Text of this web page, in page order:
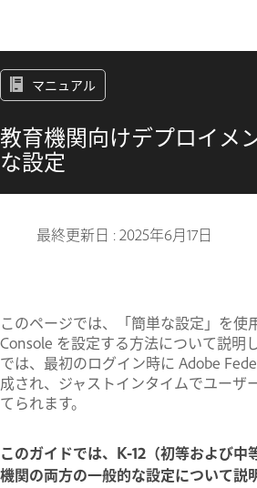
マニュアル
教育機関向けデプロイメ
な設定
最終更新日 :2025年6月17日
このページでは、「簡単な設定」を使
Console を設定する方法について説明
では、最初のログイン時に Adobe
成され、ジャストインタイムでユーザ
てられます。
このガイドでは、K-12（初等および中
機関の両方の一般的な設定について説